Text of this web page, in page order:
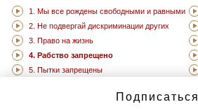
1. Мы все рождены свободными и равными
2. Не подвергай дискриминации других
3. Право на жизнь
4. Рабство запрещено
5. Пытки запрещены
7. Мы все равны перед закономПодписаться